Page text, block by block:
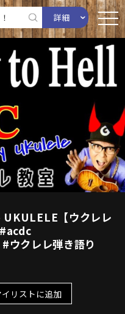
詳細
【ウクレレ
クレレ弾き語り
イリストに追加